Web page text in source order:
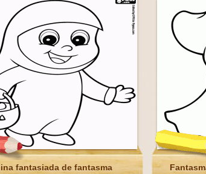
fantasiada de fantasma